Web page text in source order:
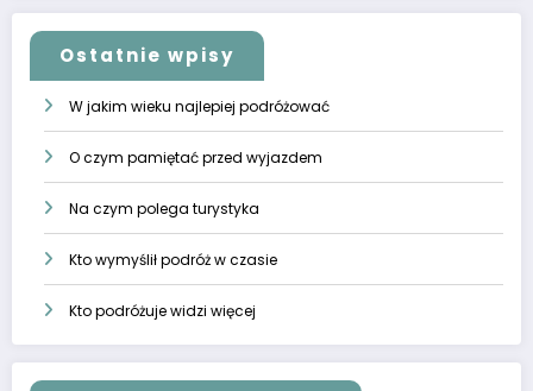
Ostatnie wpisy
W jakim wieku najlepiej podróżować
O czym pamiętać przed wyjazdem
Na czym polega turystyka
Kto wymyślił podróż w czasie
Kto podróżuje widzi więcej